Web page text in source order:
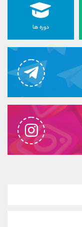
دوره ها